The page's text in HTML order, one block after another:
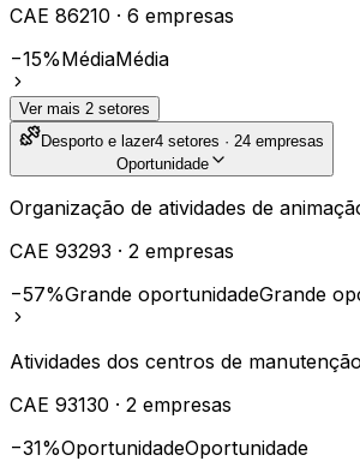
CAE 86210 · 6 empresas
−15%MédiaMédia
Ver mais 2 setores
Desporto e lazer4 setores · 24 empresas
Oportunidade
Organização de atividades de
CAE 93293 · 2 empresas
−57%Grande oportunidadeGrande
Atividades dos centros de
CAE 93130 · 2 empresas
−31%OportunidadeOportunidade